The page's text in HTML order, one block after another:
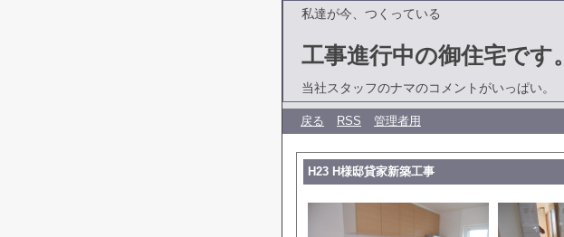
私達が今、つくっている
工事進行中の御住宅です。
当社スタッフのナマのコメントがいっぱい。
戻る RSS 管理者用
H23 H様邸貸家新築工事